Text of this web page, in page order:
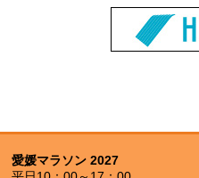
愛媛マラソン 2027